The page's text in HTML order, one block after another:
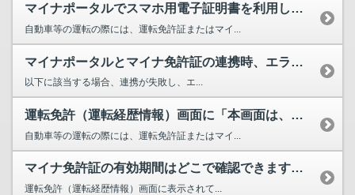
マイナポータルでスマホ用電子証明書を利用している場合、スマートフォンを携帯すればマイナ免許証を...
自動車等の運転の際には、運転免許証またはマイ...
マイナポータルとマイナ免許証の連携時、エラーが発生して連携をすることができません。どうすればよ...
以下に該当する場合、連携が失敗し、エ...
運転免許（運転経歴情報）画面に「本画面は、マイナ免許証の携帯証明にはなりません」と表示されてい...
自動車等の運転の際には、運転免許証またはマイ...
マイナ免許証の有効期間はどこで確認できますか。
運転免許（運転経歴情報）画面に表示されて...